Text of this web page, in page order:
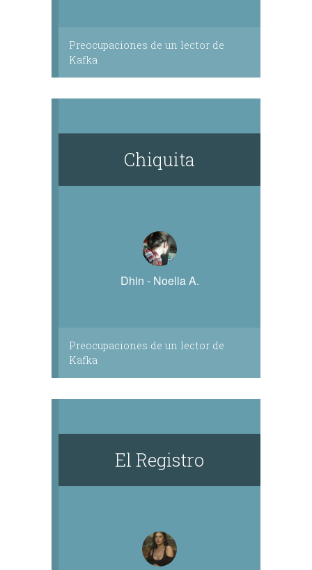
Preocupaciones de un lector de
Kafka
Chiquita
Dhin - Noelia A.
Preocupaciones de un lector de
Kafka
El Registro